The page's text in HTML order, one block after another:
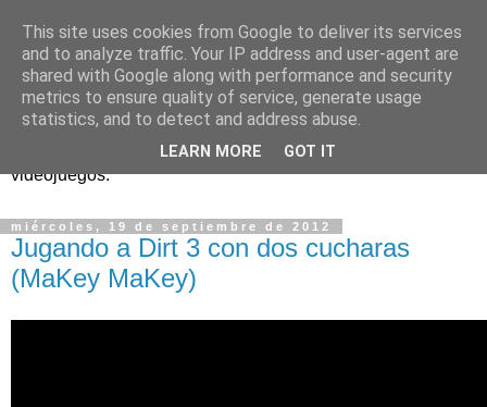
Análisis, noticias y eventos sobre accesibilidad en
videojuegos.
miércoles, 19 de septiembre de 2012
Jugando a Dirt 3 con dos cucharas
(MaKey MaKey)
This site uses cookies from Google to deliver its services
and to analyze traffic. Your IP address and user-agent are
shared with Google along with performance and security
metrics to ensure quality of service, generate usage
statistics, and to detect and address abuse.
LEARN MORE GOT IT